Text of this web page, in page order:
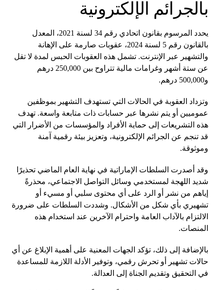
بالجرائم الإلكترونية
يحدد المرسوم بقانون اتحادي رقم 34 لسنة 2021، المعدل
بالقانون رقم 5 لسنة 2024، عقوبات صارمة على الإهانة
والتشهير عبر الإنترنت. تشمل هذه العقوبات الحبس لمدة لا تقل
عن ستة أشهر وغرامات مالية تتراوح بين 250,000 درهم
و500,000 درهم.
وتزداد العقوبة في الحالات التي تستهدف التشهير بموظفين
عموميين أو يتم نشرها عبر حسابات ذات متابعة واسعة. تهدف
هذه التشريعات إلى حماية الأفراد والمؤسسات من الأضرار التي
قد تنجم عن الجرائم الإلكترونية، وتعزيز بيئة رقمية آمنة
وموثوقة.
وقد أصدرت السلطات الإماراتية في نهاية العام الماضي تحذيرًا
شديد اللهجة لمستخدمي وسائل التواصل الاجتماعي، محذرةً
إياهم من نشر أو الرد على أي محتوى سلبي أو مسيء أو
تشهيري بأي شكل من الأشكال. وشددت السلطات على ضرورة
الالتزام بالآداب العامة واحترام الآخرين عند استخدام هذه
المنصات.
بالإضافة إلى ذلك، تؤكد الجهات المعنية على أهمية الإبلاغ عن أي
حالات تشهير أو تحرش رقمي، وتوفير الأدلة اللازمة للمساعدة
في التحقيق وتقديم الجناة إلى العدالة.